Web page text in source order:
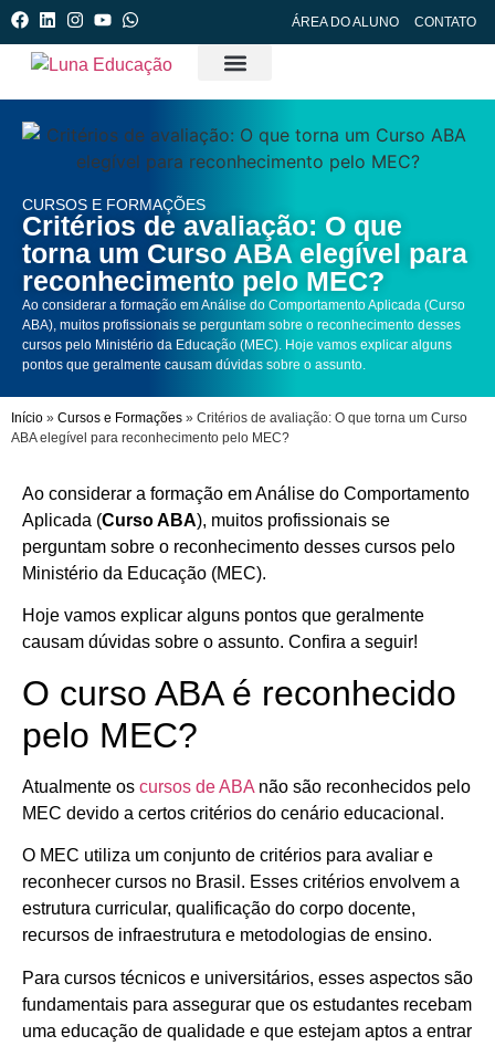
ÁREA DO ALUNO CONTATO
CURSOS E FORMAÇÕES
Critérios de avaliação: O que
torna um Curso ABA elegível para
reconhecimento pelo MEC?
Ao considerar a formação em Análise do Comportamento Aplicada (Curso
ABA), muitos profissionais se perguntam sobre o reconhecimento desses
cursos pelo Ministério da Educação (MEC). Hoje vamos explicar alguns
pontos que geralmente causam dúvidas sobre o assunto.
Início » Cursos e Formações » Critérios de avaliação: O que torna um Curso
ABA elegível para reconhecimento pelo MEC?
Ao considerar a formação em Análise do Comportamento
Aplicada (Curso ABA), muitos profissionais se
perguntam sobre o reconhecimento desses cursos pelo
Ministério da Educação (MEC).
Hoje vamos explicar alguns pontos que geralmente
causam dúvidas sobre o assunto. Confira a seguir!
O curso ABA é reconhecido
pelo MEC?
Atualmente os cursos de ABA não são reconhecidos pelo
MEC devido a certos critérios do cenário educacional.
O MEC utiliza um conjunto de critérios para avaliar e
reconhecer cursos no Brasil. Esses critérios envolvem a
estrutura curricular, qualificação do corpo docente,
recursos de infraestrutura e metodologias de ensino.
Para cursos técnicos e universitários, esses aspectos são
fundamentais para assegurar que os estudantes recebam
uma educação de qualidade e que estejam aptos a entrar